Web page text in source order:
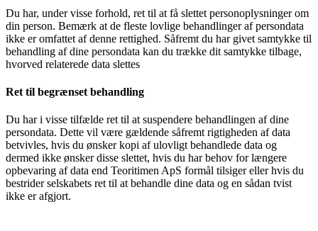
Du har, under visse forhold, ret til at få slettet personoplysninger om
din person. Bemærk at de fleste lovlige behandlinger af persondata
ikke er omfattet af denne rettighed. Såfremt du har givet samtykke til
behandling af dine persondata kan du trække dit samtykke tilbage,
hvorved relaterede data slettes
Ret til begrænset behandling
Du har i visse tilfælde ret til at suspendere behandlingen af dine
persondata. Dette vil være gældende såfremt rigtigheden af data
betvivles, hvis du ønsker kopi af ulovligt behandlede data og
dermed ikke ønsker disse slettet, hvis du har behov for længere
opbevaring af data end Teoritimen ApS formål tilsiger eller hvis du
bestrider selskabets ret til at behandle dine data og en sådan tvist
ikke er afgjort.